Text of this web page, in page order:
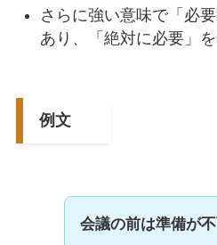
さらに強い意味で「必
あり、「絶対に必要」を
例文
会議の前は準備が不